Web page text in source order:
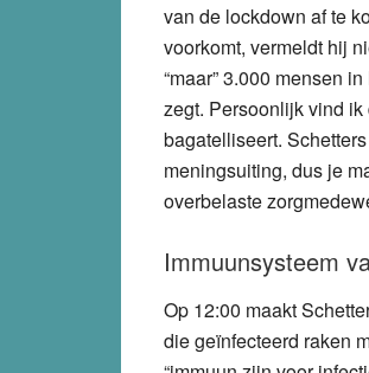
van de lockdown af te
voorkomt, vermeldt hij
“maar” 3.000 mensen
zegt. Persoonlijk vind
bagatelliseert.
meningsuiting, dus je
overbelaste
Immuunsysteem
Op 12:00 maakt
die geïnfecteerd raken